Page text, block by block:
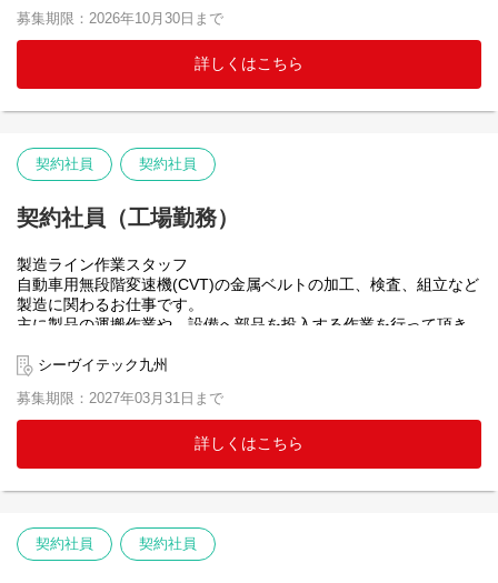
・システム改造
・サーバー管理
・その他トラブル対応 など
募集期限：2026年10月30日まで
詳しくはこちら
契約社員 契約社員
契約社員（工場勤務）
製造ライン作業スタッフ
自動車用無段階変速機(CVT)の金属ベルトの加工、検査、組立など
製造に関わるお仕事です。
主に製品の運搬作業や、設備へ部品を投入する作業を行って頂き
シーヴイテック九州
募集期限：2027年03月31日まで
詳しくはこちら
契約社員 契約社員